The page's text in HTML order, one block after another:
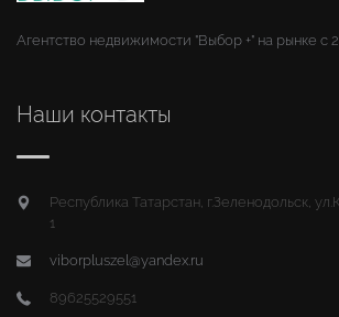
Агентство недвижимости "Выбор +" на рынке с
Наши контакты
Республика Татарстан, г.Зеленодольск,
1
viborpluszel@yandex.ru
89625529551